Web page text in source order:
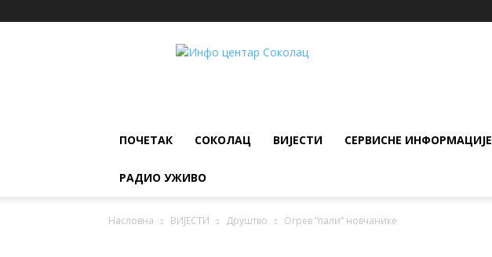
ИНФО
ПОЧЕТАК СОКОЛАЦ ВИЈЕСТИ СЕРВИСНЕ ИНФОРМАЦИЈЕ
РАДИО УЖИВО
Насловна ВИЈЕСТИ Друштво Огрев “пали” новчанике